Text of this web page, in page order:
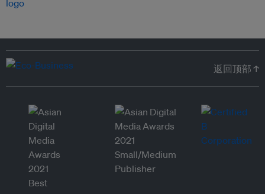
返回顶部 ↑